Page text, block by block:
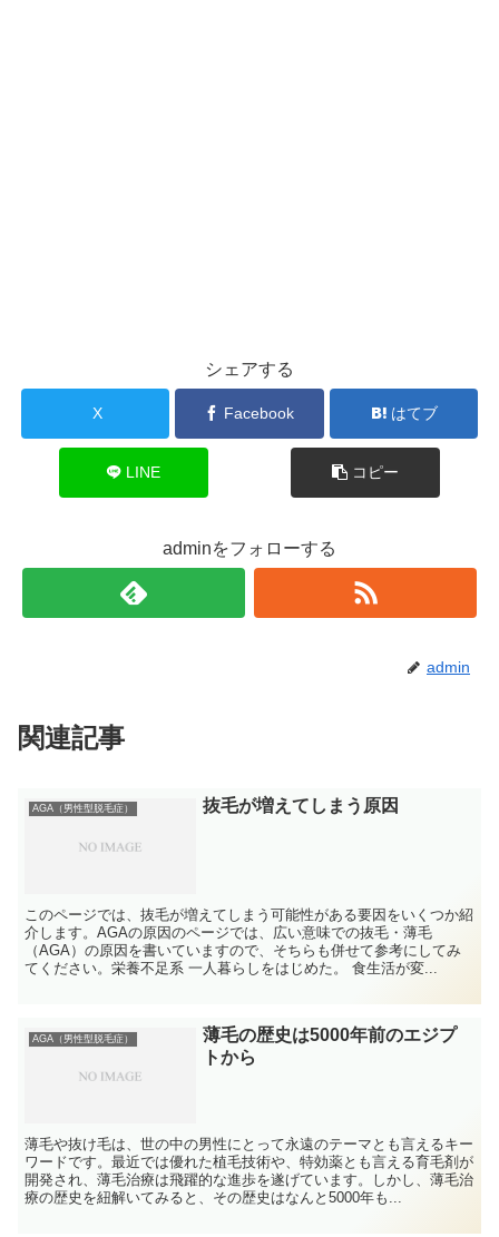
シェアする
X Facebook はてブ
LINE コピー
adminをフォローする
admin
関連記事
AGA（男性型脱毛症） 抜毛が増えてしまう原因
このページでは、抜毛が増えてしまう可能性がある要因をいくつか紹
介します。AGAの原因のページでは、広い意味での抜毛・薄毛
（AGA）の原因を書いていますので、そちらも併せて参考にしてみ
てください。栄養不足系 一人暮らしをはじめた。 食生活が変...
AGA（男性型脱毛症）
薄毛の歴史は5000年前のエジプ
トから
薄毛や抜け毛は、世の中の男性にとって永遠のテーマとも言えるキー
ワードです。最近では優れた植毛技術や、特効薬とも言える育毛剤が
開発され、薄毛治療は飛躍的な進歩を遂げています。しかし、薄毛治
療の歴史を紐解いてみると、その歴史はなんと5000年も...